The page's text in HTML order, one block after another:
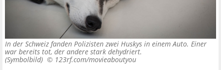
In der Schweiz fanden Polizisten zwei Huskys in einem Auto. Einer
war bereits tot, der andere stark dehydriert.
(Symbolbild) © 123rf.com/movieaboutyou